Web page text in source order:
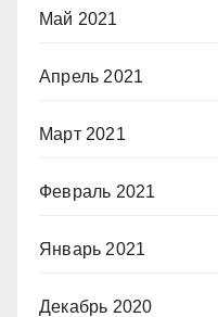
Май 2021
Апрель 2021
Март 2021
Февраль 2021
Январь 2021
Декабрь 2020